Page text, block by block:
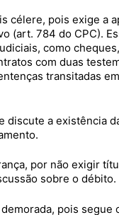
célere, pois exige a
(art. 784 do CPC).
como
com duas
transitadas
discute a existência
por não exigir
sobre o débito.
pois segue